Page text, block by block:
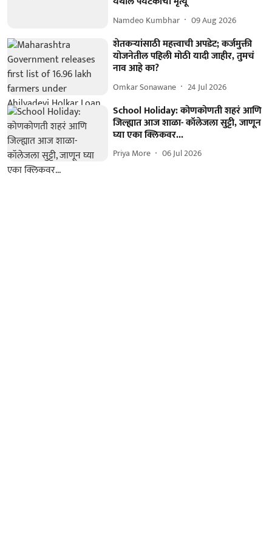
Namdeo Kumbhar 09 Aug 2026
शेतकऱ्यांसाठी महत्त्वाची अपडेट; कर्जमुक्ती
योजनेतील पहिली मोठी यादी जाहीर, तुमचं
नाव आहे का?
Omkar Sonawane 24 Jul 2026
School Holiday: कोणकोणती शहरं आणि
जिल्ह्यात आज शाळा- कॉलेजला सुट्टी, जाणून
घ्या एका क्लिकवर...
Priya More 06 Jul 2026